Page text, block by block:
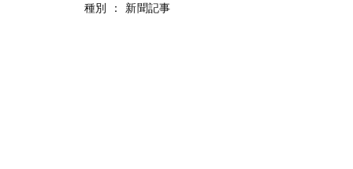
種別
： 新聞記事